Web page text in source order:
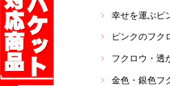
幸せを運ぶピ
ピンクのフク
フクロウ・透
金色・銀色フ